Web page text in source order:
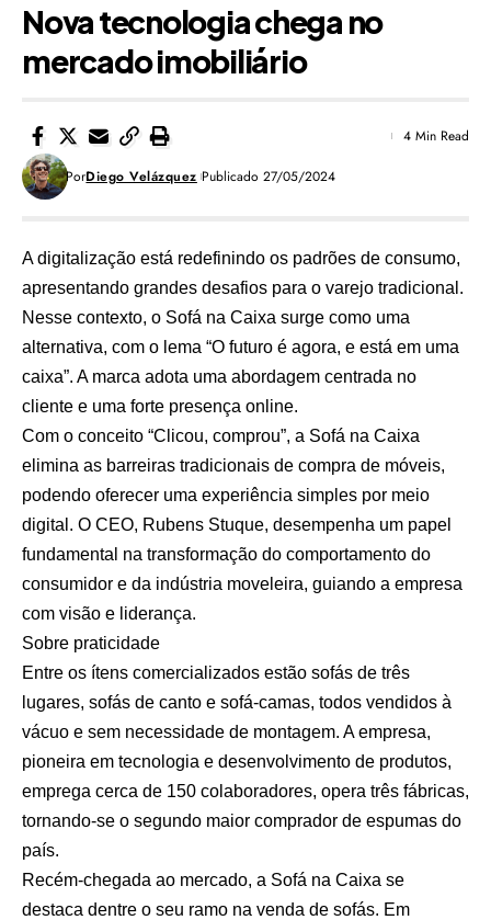
Nova tecnologia chega no
mercado imobiliário
PorDiego Velázquez Publicado 27/05/2024
4 Min Read
A digitalização está redefinindo os padrões de consumo,
apresentando grandes desafios para o varejo tradicional.
Nesse contexto, o Sofá na Caixa surge como uma
alternativa, com o lema “O futuro é agora, e está em uma
caixa”. A marca adota uma abordagem centrada no
cliente e uma forte presença online.
Com o conceito “Clicou, comprou”, a Sofá na Caixa
elimina as barreiras tradicionais de compra de móveis,
podendo oferecer uma experiência simples por meio
digital. O CEO, Rubens Stuque, desempenha um papel
fundamental na transformação do comportamento do
consumidor e da indústria moveleira, guiando a empresa
com visão e liderança.
Sobre praticidade
Entre os ítens comercializados estão sofás de três
lugares, sofás de canto e sofá-camas, todos vendidos à
vácuo e sem necessidade de montagem. A empresa,
pioneira em tecnologia e desenvolvimento de produtos,
emprega cerca de 150 colaboradores, opera três fábricas,
tornando-se o segundo maior comprador de espumas do
país.
Recém-chegada ao mercado, a Sofá na Caixa se
destaca dentre o seu ramo na venda de sofás. Em